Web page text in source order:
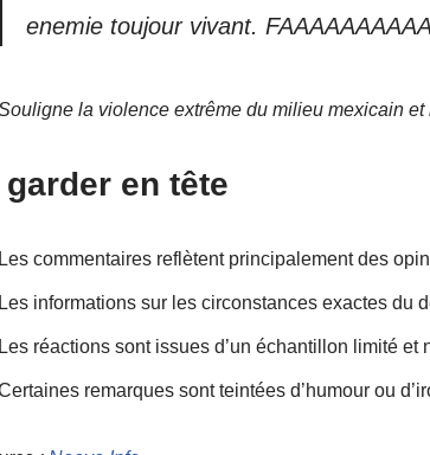
enemie toujour vivant.
la violence extrême du milieu mexicain
garder en tête
Les commentaires reflètent principalement des
Les informations sur les circonstances exactes du
Les réactions sont issues d’un échantillon limité
remarques sont teintées d’humour ou